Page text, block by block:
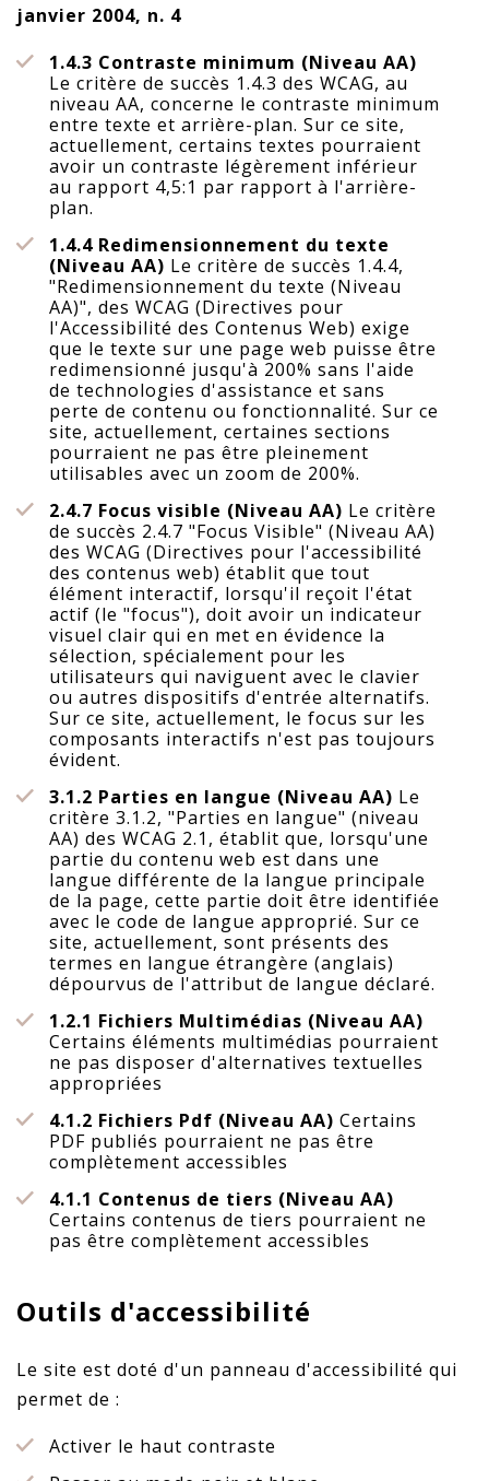
janvier 2004, n. 4
1.4.3 Contraste minimum (Niveau AA)
Le critère de succès 1.4.3 des WCAG, au
niveau AA, concerne le contraste minimum
entre texte et arrière-plan. Sur ce site,
actuellement, certains textes pourraient
avoir un contraste légèrement inférieur
au rapport 4,5:1 par rapport à l'arrière-
plan.
1.4.4 Redimensionnement du texte
(Niveau AA) Le critère de succès 1.4.4,
"Redimensionnement du texte (Niveau
AA)", des WCAG (Directives pour
l'Accessibilité des Contenus Web) exige
que le texte sur une page web puisse être
redimensionné jusqu'à 200% sans l'aide
de technologies d'assistance et sans
perte de contenu ou fonctionnalité. Sur ce
site, actuellement, certaines sections
pourraient ne pas être pleinement
utilisables avec un zoom de 200%.
2.4.7 Focus visible (Niveau AA) Le critère
de succès 2.4.7 "Focus Visible" (Niveau AA)
des WCAG (Directives pour l'accessibilité
des contenus web) établit que tout
élément interactif, lorsqu'il reçoit l'état
actif (le "focus"), doit avoir un indicateur
visuel clair qui en met en évidence la
sélection, spécialement pour les
utilisateurs qui naviguent avec le clavier
ou autres dispositifs d'entrée alternatifs.
Sur ce site, actuellement, le focus sur les
composants interactifs n'est pas toujours
évident.
3.1.2 Parties en langue (Niveau AA) Le
critère 3.1.2, "Parties en langue" (niveau
AA) des WCAG 2.1, établit que, lorsqu'une
partie du contenu web est dans une
langue différente de la langue principale
de la page, cette partie doit être identifiée
avec le code de langue approprié. Sur ce
site, actuellement, sont présents des
termes en langue étrangère (anglais)
dépourvus de l'attribut de langue déclaré.
1.2.1 Fichiers Multimédias (Niveau AA)
Certains éléments multimédias pourraient
ne pas disposer d'alternatives textuelles
appropriées
4.1.2 Fichiers Pdf (Niveau AA) Certains
PDF publiés pourraient ne pas être
complètement accessibles
4.1.1 Contenus de tiers (Niveau AA)
Certains contenus de tiers pourraient ne
pas être complètement accessibles
Outils d'accessibilité
Le site est doté d'un panneau d'accessibilité qui
permet de :
Activer le haut contraste